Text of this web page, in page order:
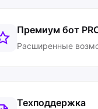
Премиум бот
Расширенные
Техподдержка